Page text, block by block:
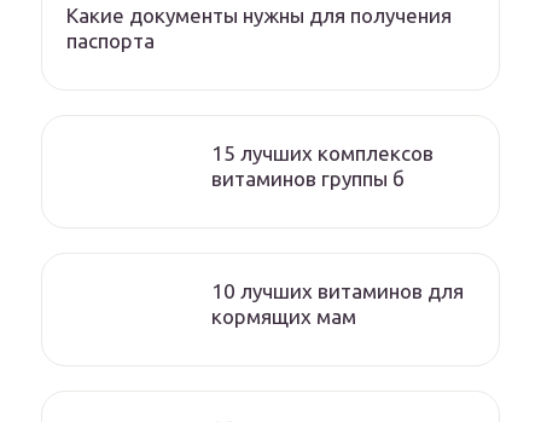
Какие документы нужны для получения
паспорта
15 лучших комплексов
витаминов группы б
10 лучших витаминов для
кормящих мам